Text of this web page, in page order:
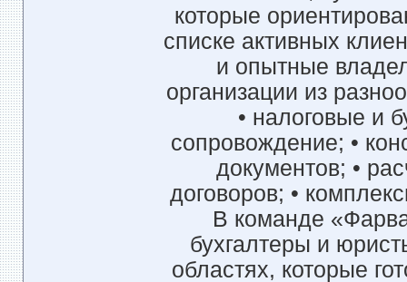
которые
списке активных
и опытные
организации из
• налоговые и
сопровождение; •
документов; •
договоров; •
В команде
бухгалтеры и
областях, которые